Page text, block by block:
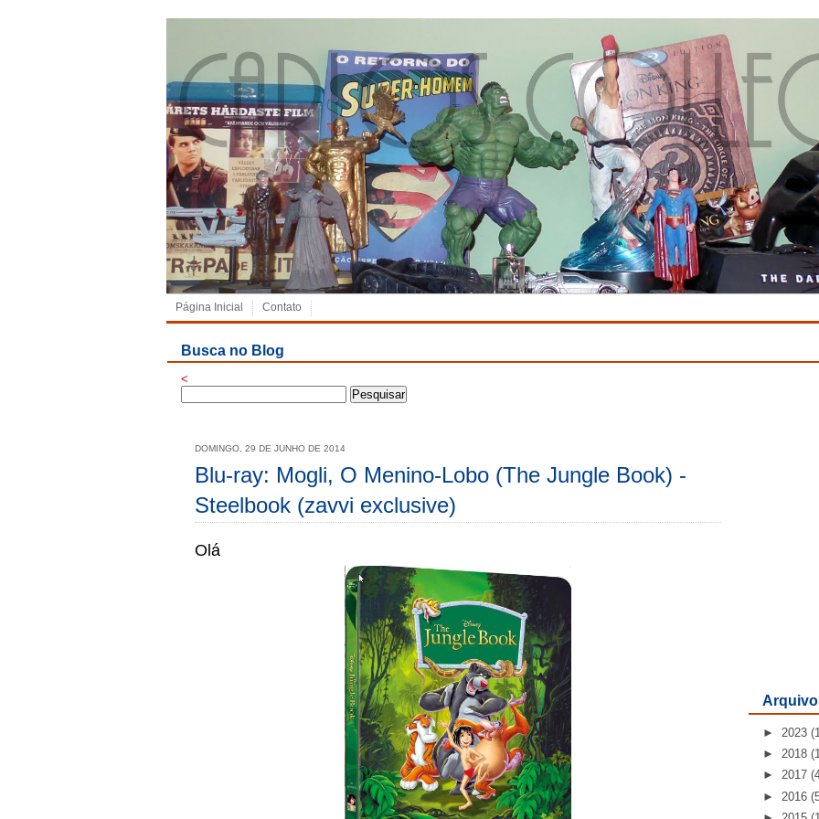
Página Inicial Contato
Busca no Blog
<
DOMINGO, 29 DE JUNHO DE 2014
Blu-ray: Mogli, O Menino-Lobo (The Jungle Book) -
Steelbook (zavvi exclusive)
Olá
► 2023
► 2018
► 2017
► 2016